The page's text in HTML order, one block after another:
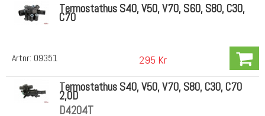
Artnr: 09351
Termostathus S40, V50, V70, S60, S80, C30,
C70
295 Kr
Termostathus S40, V50, V70, S80, C30, C70
2,0D
D4204T